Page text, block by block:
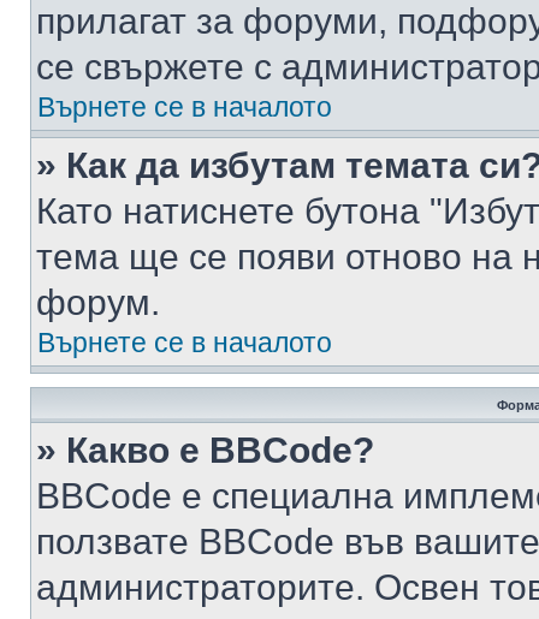
прилагат за форуми,
се свържете с
Върнете се в началото
» Как да избутам темата
Като натиснете бутона
тема ще се появи отново на
форум.
Върнете се в началото
» Какво е BBCode?
BBCode е специална
ползвате BBCode във
администраторите. Освен